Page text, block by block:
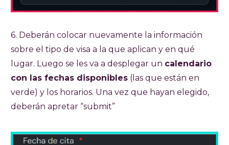
6. Deberán colocar nuevamente la información
sobre el tipo de visa a la que aplican y en qué
lugar. Luego se les va a desplegar un calendario
con las fechas disponibles (las que están en
verde) y los horarios. Una vez que hayan elegido,
deberán apretar “submit”